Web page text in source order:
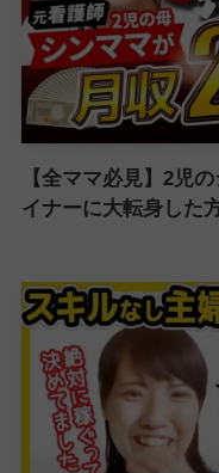
【全ママ必見】2児
イナーに大転身した